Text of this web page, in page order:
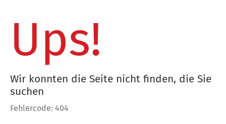
Ups!
Wir konnten die Seite nicht finden, die Sie
suchen
Fehlercode: 404